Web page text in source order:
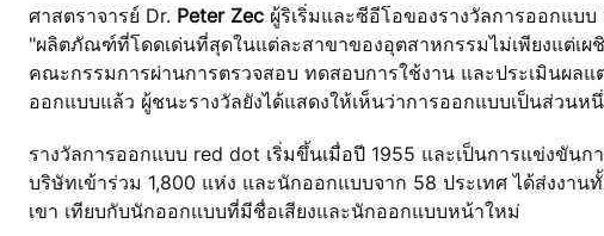
ศาสตราจารย์ Dr. Peter Zec ผู้ริเริ่มและซีอีโอของรางวัลการออกแ
"ผลิตภัณฑ์ที่โดดเด่นที่สุดในแต่ละสาขาของอุตสาหกรรมไม่เพียงแต่เ
คณะกรรมการผ่านการตรวจสอบ ทดสอบการใช้งาน และประเมินผล
ออกแบบแล้ว ผู้ชนะรางวัลยังได้แสดงให้เห็นว่าการออกแบบเป็นส่ว
รางวัลการออกแบบ red dot เริ่มขึ้นเมื่อปี 1955 และเป็นการแข่งขั
บริษัทเข้าร่วม 1,800 แห่ง และนักออกแบบจาก 58 ประเทศ ได้ส่งงา
เขา เทียบกับนักออกแบบที่มีชื่อเสียงและนักออกแบบหน้าใหม่